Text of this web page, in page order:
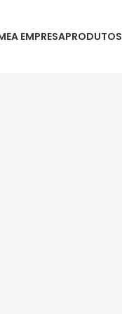
A EMPRESAPRODUTOS